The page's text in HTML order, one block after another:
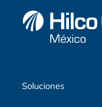
Soluciones